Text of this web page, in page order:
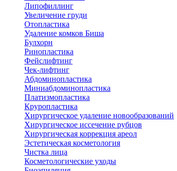
Липофиллинг
Увеличение груди
Отопластика
Удаление комков Биша
Булхорн
Ринопластика
Фейслифтинг
Чек-лифтинг
Абдоминопластика
Миниабдоминопластика
Платизмопластика
Круропластика
Хирургическое удаление новообразований
Хирургическое иссечение рубцов
Хирургическая коррекция ареол
Эстетическая косметология
Чистка лица
Косметологические уходы